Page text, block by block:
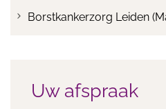
Borstkankerzorg Leiden
Uw afspraak